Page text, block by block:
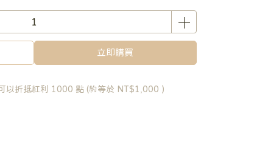
立即購買
以折抵紅利 1000 點 (約等於 NT$1,000 )